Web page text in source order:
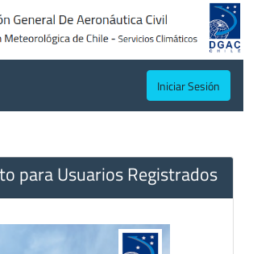
Iniciar Sesión
para Usuarios Registrados